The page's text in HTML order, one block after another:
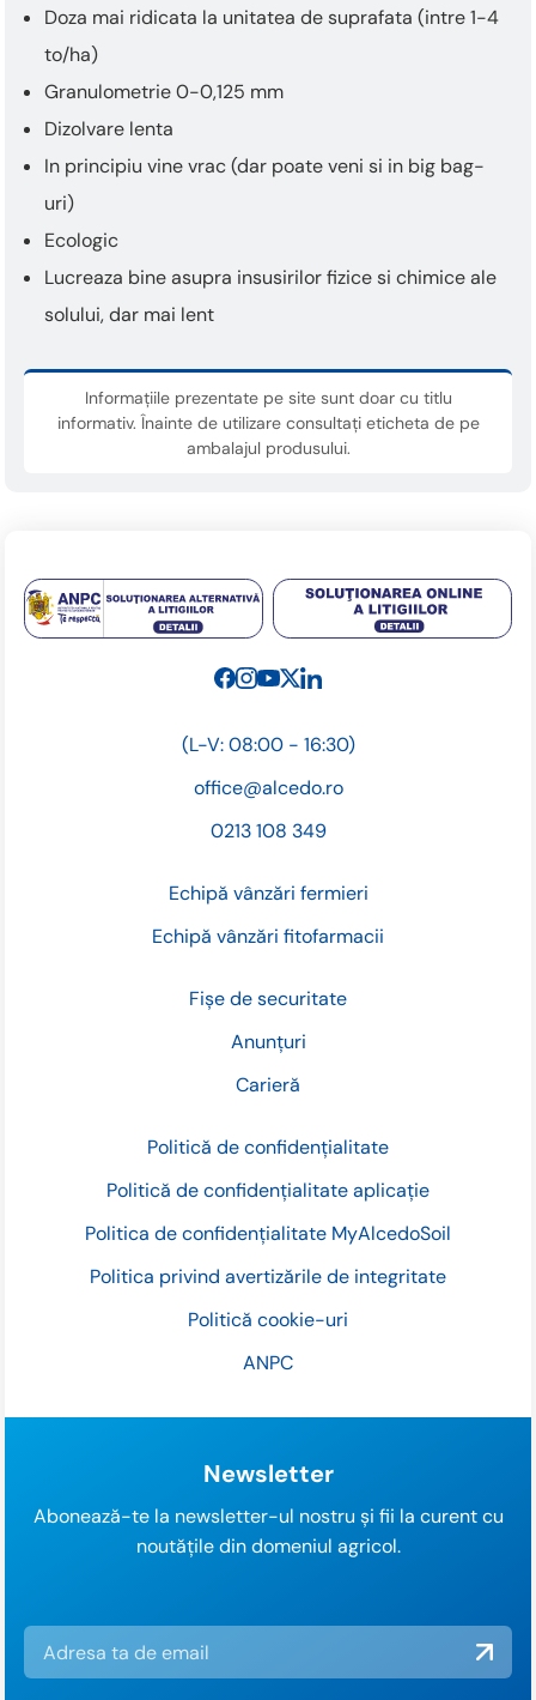
Doza mai ridicata la unitatea de suprafata (intre 1-4
to/ha)
Granulometrie 0-0,125 mm
Dizolvare lenta
In principiu vine vrac (dar poate veni si in big bag-
uri)
Ecologic
Lucreaza bine asupra insusirilor fizice si chimice ale
solului, dar mai lent
Informațiile prezentate pe site sunt doar cu titlu
informativ. Înainte de utilizare consultați eticheta de pe
ambalajul produsului.
Fișe de securitate
Anunțuri
Carieră
Politică de confidențialitate
Politică de confidențialitate aplicație
Politica de confidențialitate MyAlcedoSoil
Politica privind avertizările de integritate
Politică cookie-uri
ANPC
(L-V: 08:00 - 16:30)
office@alcedo.ro
0213 108 349
Echipă vânzări fermieri
Echipă vânzări fitofarmacii
Newsletter
Abonează-te la newsletter-ul nostru și fii la curent cu
noutățile din domeniul agricol.